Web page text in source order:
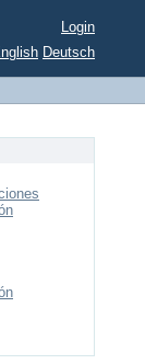
Login
Deutsch